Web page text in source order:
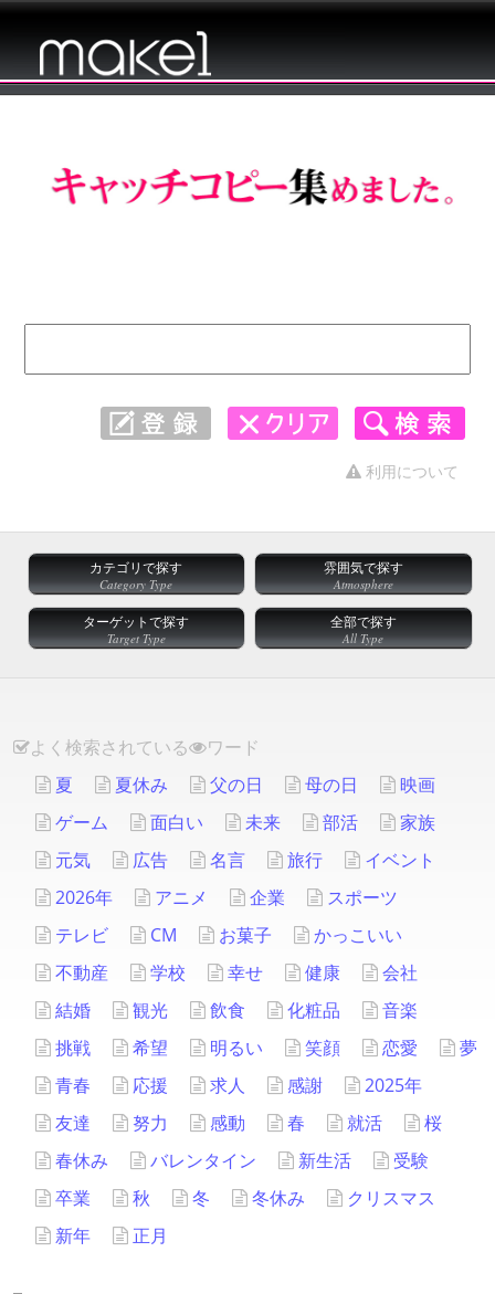
利用について
カテゴリで探す
Category Type
雰囲気で探す
Atmosphere
ターゲットで探す
Target Type
全部で探す
All Type
よく検索されている
ワード
夏
夏休み 父の日 母の日
映画
ゲーム
面白い 未来 部活
家族
元気
広告 名言 旅行
イベント
2026年
アニメ 企業
スポーツ
テレビ
CM お菓子
かっこいい
不動産
学校 幸せ 健康
会社
結婚
観光 飲食 化粧品
音楽
挑戦
希望 明るい 笑顔 恋愛
夢
青春
応援 求人 感謝
2025年
友達
努力 感動 春 就活
桜
春休み
バレンタイン 新生活
受験
卒業
秋 冬 冬休み
クリスマス
新年
正月